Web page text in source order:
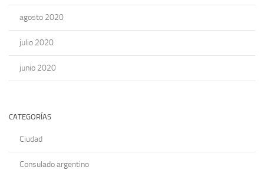
agosto 2020
julio 2020
junio 2020
CATEGORÍAS
Ciudad
Consulado argentino